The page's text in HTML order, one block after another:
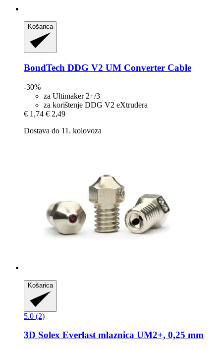
Košarica
BondTech DDG V2 UM Converter Cable
-30%
za Ultimaker 2+/3
za korištenje DDG V2 eXtrudera
€ 1,74 € 2,49
Dostava do 11. kolovoza
Košarica
5.0 (2)
3D Solex Everlast mlaznica UM2+, 0,25 mm